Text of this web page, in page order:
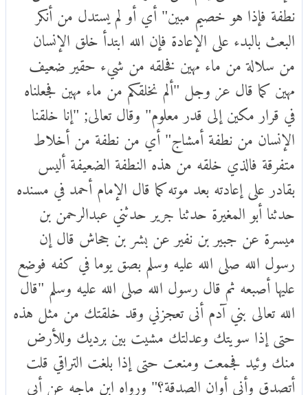
نطفة فإذا هو خصيم مبين" أي أو لم يستدل من أنكر
البعث بالبدء على الإعادة فإن الله ابتدأ خلق الإنسان
من سلالة من ماء مهين فخلقه من شيء حقير ضعيف
مهين كما قال عز وجل "ألم نخلقكم من ماء مهين فجعلناه
في قرار مكين إلى قدر معلوم" وقال تعالى; "إنا خلقنا
الإنسان من نطفة أمشاج" أي من نطفة من أخلاط
متفرقة فالذي خلقه من هذه النطفة الضعيفة أليس
بقادر على إعادته بعد موته كما قال الإمام أحمد في مسنده
حدثنا أبو المغيرة حدثنا جرير حدثني عبدالرحمن بن
ميسرة عن جبير بن نفير عن بشر بن جحاش قال إن
رسول الله صلى الله عليه وسلم بصق يوما في كفه فوضع
عليها أصبعه ثم قال رسول الله صلى الله عليه وسلم "قال
الله تعالى بني آدم أنى تعجزني وقد خلقتك من مثل هذه
حتى إذا سويتك وعدلتك مشيت بين برديك وللأرض
منك وئيد فجمعت ومنعت حتى إذا بلغت التراقي قلت
أتصدق وأنى أوان الصدقة؟" ورواه ابن ماجه عن أبي